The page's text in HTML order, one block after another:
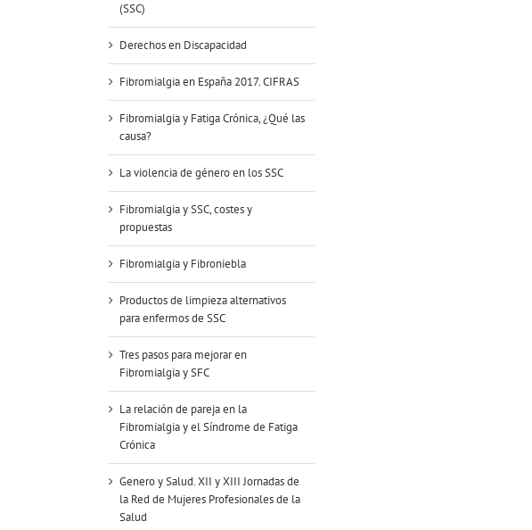
(SSC)
Derechos en Discapacidad
Fibromialgia en España 2017. CIFRAS
Fibromialgia y Fatiga Crónica, ¿Qué las
causa?
La violencia de género en los SSC
Fibromialgia y SSC, costes y
propuestas
Fibromialgia y Fibroniebla
Productos de limpieza alternativos
para enfermos de SSC
Tres pasos para mejorar en
Fibromialgia y SFC
La relación de pareja en la
Fibromialgia y el Síndrome de Fatiga
Crónica
Genero y Salud. XII y XIII Jornadas de
la Red de Mujeres Profesionales de la
Salud